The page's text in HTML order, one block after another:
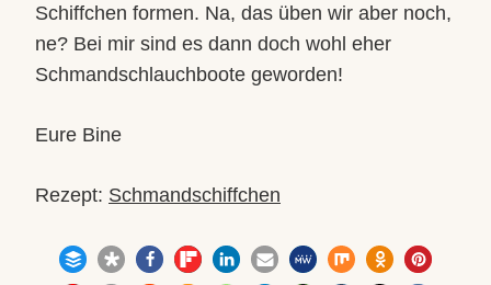
Schiffchen formen. Na, das üben wir aber noch,
ne? Bei mir sind es dann doch wohl eher
Schmandschlauchboote geworden!
Eure Bine
Rezept: Schmandschiffchen